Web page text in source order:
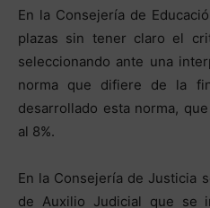
En la Consejería de
plazas sin tener claro el
seleccionando ante una
norma que difiere de la
desarrollado esta norma,
al 8%.
En la Consejería de Justicia
de Auxilio Judicial que se